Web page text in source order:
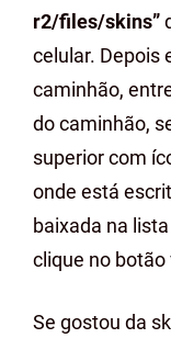
r2/files/skins”
celular. Depois
caminhão,
do caminhão,
superior com
onde está
baixada na
clique no
Se gostou da